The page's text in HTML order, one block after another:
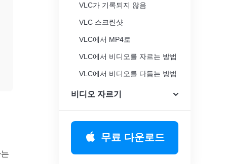
VLC가 기록되지 않음
VLC 스크린샷
VLC에서 MP4로
VLC에서 비디오를 자르는 방법
VLC에서 비디오를 다듬는 방법
VLC 미디어 플레이어는 안전합
비디오 자르기
무료 다운로드